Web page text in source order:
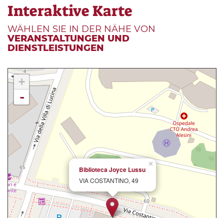
Interaktive Karte
WÄHLEN SIE IN DER NÄHE VON
VERANSTALTUNGEN UND
DIENSTLEISTUNGEN
×
Biblioteca Joyce Lussu
VIA COSTANTINO, 49
+
-